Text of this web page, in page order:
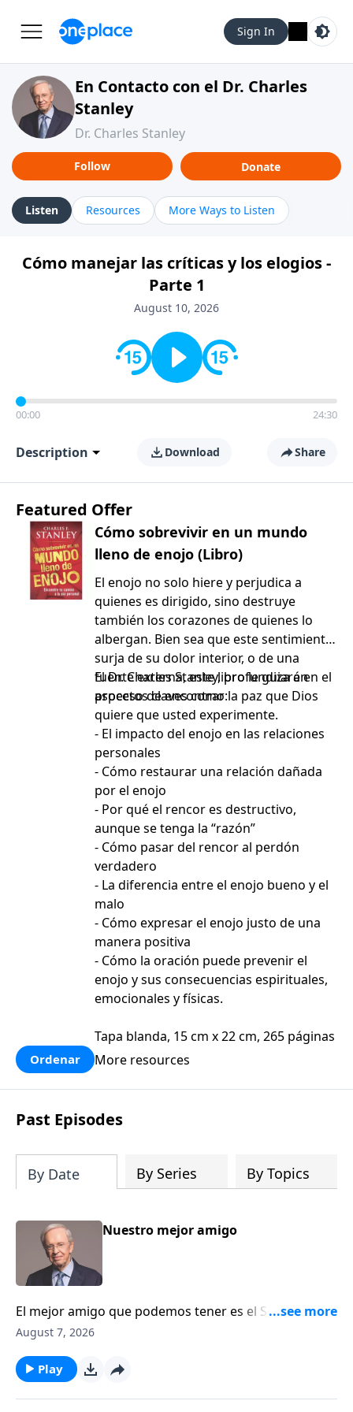
Sign In
En Contacto con el Dr. Charles
Stanley
Dr. Charles Stanley
Follow Donate
Listen Resources More Ways to Listen
Cómo manejar las críticas y los elogios -
Parte 1
August 10, 2026
00:00 24:30
Description Download Share
Featured Offer
Cómo sobrevivir en un mundo
lleno de enojo (Libro)
El enojo no solo hiere y perjudica a
quienes es dirigido, sino destruye
también los corazones de quienes lo
albergan. Bien sea que este sentimiento
surja de su dolor interior, o de una
fuente externa, este libro le guiará en el
proceso de encontrar la paz que Dios
quiere que usted experimente.
El Dr. Charles Stanley, profundiza en
aspectos claves como:
- El impacto del enojo en las relaciones
personales
- Cómo restaurar una relación dañada
por el enojo
- Por qué el rencor es destructivo,
aunque se tenga la “razón”
- Cómo pasar del rencor al perdón
verdadero
- La diferencia entre el enojo bueno y el
malo
- Cómo expresar el enojo justo de una
manera positiva
- Cómo la oración puede prevenir el
enojo y sus consecuencias espirituales,
emocionales y físicas.
Tapa blanda, 15 cm x 22 cm, 265 páginas
Ordenar More resources
Past Episodes
By Date By Series By Topics
Nuestro mejor amigo
El mejor amigo que podemos tener es el Señor
Jesucristo. En este mensaje, el Dr. Stanley explica que
también puede ser nuestro mejor amigo. Descubra
las numerosas maneras en que el Señor Jesucristo
nos demuestra su amistad cada día.
August 7, 2026
Play